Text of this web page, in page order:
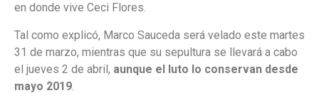
en donde vive Ceci Flores.
Tal como explicó, Marco Sauceda será velado este martes
31 de marzo, mientras que su sepultura se llevará a cabo
el jueves 2 de abril, aunque el luto lo conservan desde
mayo 2019